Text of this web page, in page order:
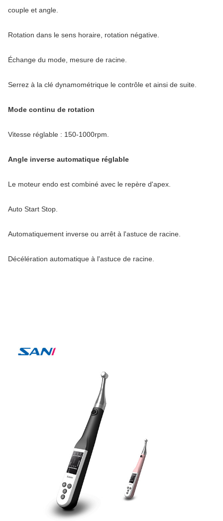
couple et angle.
Rotation dans le sens horaire, rotation négative.
Échange du mode, mesure de racine.
Serrez à la clé dynamométrique le contrôle et ainsi de suite.
Mode continu de rotation
Vitesse réglable : 150-1000rpm.
Angle inverse automatique réglable
Le moteur endo est combiné avec le repère d'apex.
Auto Start Stop.
Automatiquement inverse ou arrêt à l'astuce de racine.
Décélération automatique à l'astuce de racine.